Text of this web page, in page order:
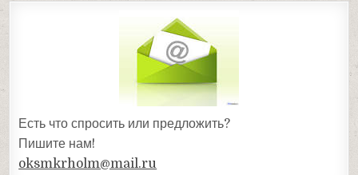
Есть что спросить или предложить?
Пишите нам!
oksmkrholm@mail.ru